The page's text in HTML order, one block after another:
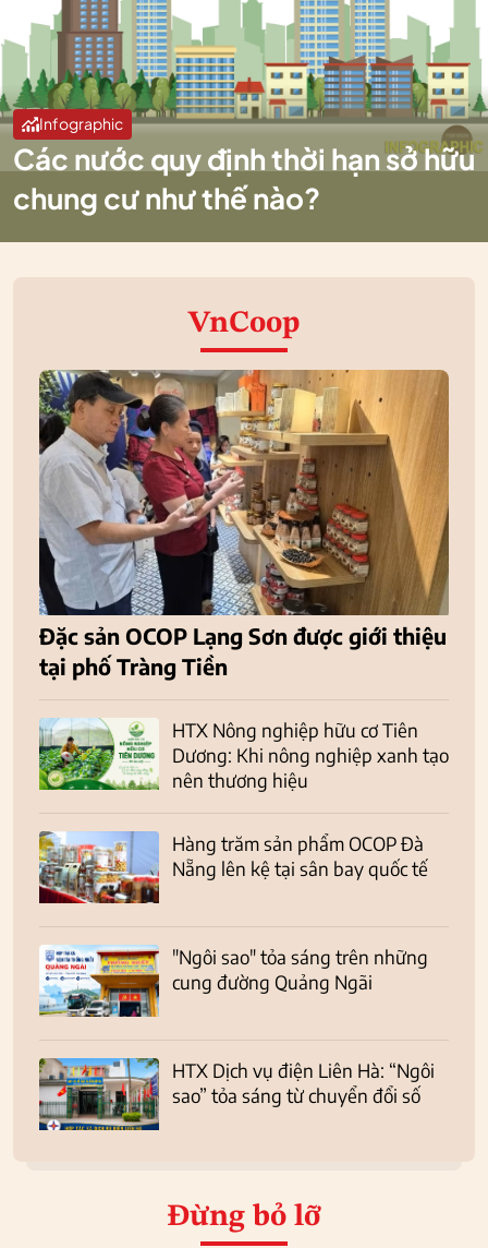
Infographic
Các nước quy định thời hạn sở hữu
chung cư như thế nào?
VnCoop
Đặc sản OCOP Lạng Sơn được giới thiệu
tại phố Tràng Tiền
HTX Nông nghiệp hữu cơ Tiên
Dương: Khi nông nghiệp xanh tạo
nên thương hiệu
Hàng trăm sản phẩm OCOP Đà
Nẵng lên kệ tại sân bay quốc tế
"Ngôi sao" tỏa sáng trên những
cung đường Quảng Ngãi
HTX Dịch vụ điện Liên Hà: “Ngôi
sao” tỏa sáng từ chuyển đổi số
Đừng bỏ lỡ